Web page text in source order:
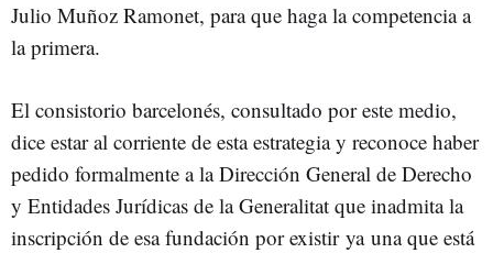
Julio Muñoz Ramonet, para que haga la competencia a
la primera.
El consistorio barcelonés, consultado por este medio,
dice estar al corriente de esta estrategia y reconoce haber
pedido formalmente a la Dirección General de Derecho
y Entidades Jurídicas de la Generalitat que inadmita la
inscripción de esa fundación por existir ya una que está